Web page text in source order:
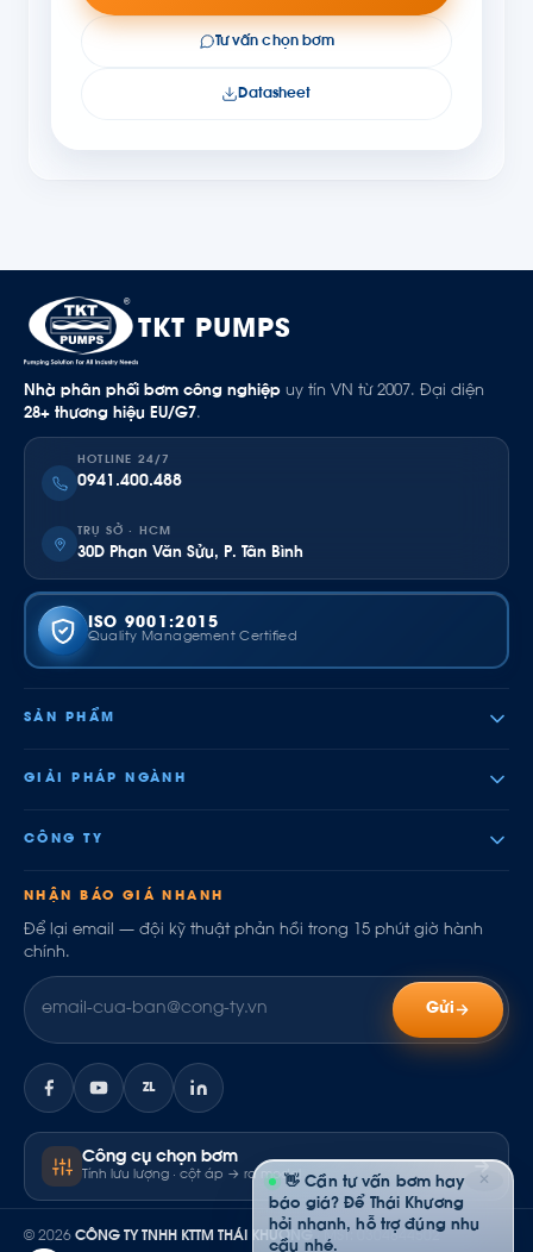
Tư vấn chọn bơm
Datasheet
TKT PUMPS
Nhà phân phối bơm công nghiệp uy tín VN từ 2007. Đại diện
28+ thương hiệu EU/G7.
HOTLINE 24/7
0941.400.488
TRỤ SỞ · HCM
30D Phan Văn Sửu, P. Tân Bình
ISO 9001:2015
Quality Management Certified
SẢN PHẨM
GIẢI PHÁP NGÀNH
CÔNG TY
NHẬN BÁO GIÁ NHANH
Để lại email — đội kỹ thuật phản hồi trong 15 phút giờ hành
chính.
Gửi
ZL
Công cụ chọn bơm
Tính lưu lượng · cột áp → ra model
© 2026 CÔNG TY TNHH KTTM THÁI KHƯƠNG · MST: 0304844502
✕
👋 Cần tư vấn bơm hay
báo giá? Để Thái Khương
hỏi nhanh, hỗ trợ đúng nhu
cầu nhé.